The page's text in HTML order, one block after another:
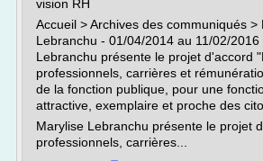
vision RH
Accueil > Archives des communiqués >
Lebranchu - 01/04/2014 au 11/02/2016
Lebranchu présente le projet d'accord
professionnels, carrières et
de la fonction publique, pour une
attractive, exemplaire et proche des
Marylise Lebranchu présente le projet
professionnels, carrières...